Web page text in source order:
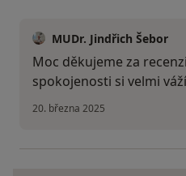
MUDr. Jindřich Šebor
Moc děkujeme za
spokojenosti si velmi
20. března 2025